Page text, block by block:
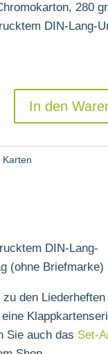
280
DIN-Lang-
In den
Karten
DIN-Lang-
(ohne Briefmarke)
zu den
Sie auch das Set-